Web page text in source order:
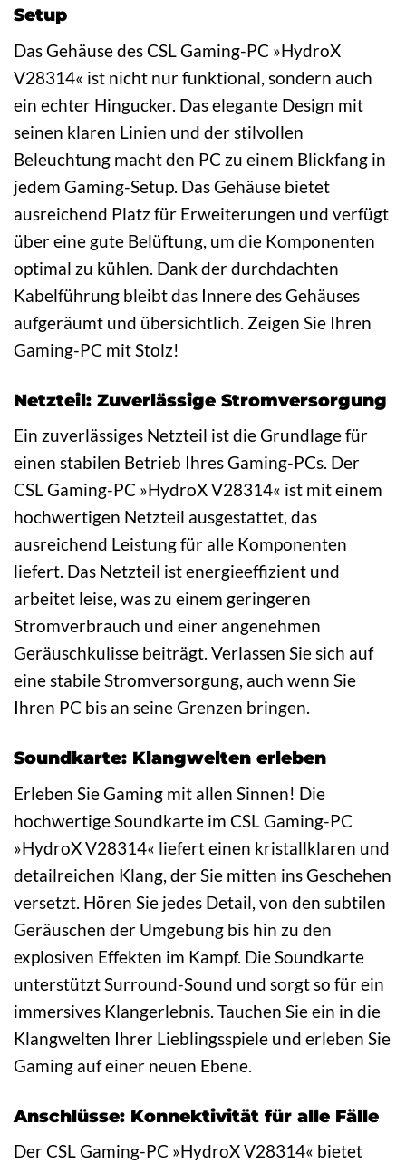
Setup
Das Gehäuse des CSL Gaming-PC »HydroX
V28314« ist nicht nur funktional, sondern auch
ein echter Hingucker. Das elegante Design mit
seinen klaren Linien und der stilvollen
Beleuchtung macht den PC zu einem Blickfang in
jedem Gaming-Setup. Das Gehäuse bietet
ausreichend Platz für Erweiterungen und verfügt
über eine gute Belüftung, um die Komponenten
optimal zu kühlen. Dank der durchdachten
Kabelführung bleibt das Innere des Gehäuses
aufgeräumt und übersichtlich. Zeigen Sie Ihren
Gaming-PC mit Stolz!
Netzteil: Zuverlässige Stromversorgung
Ein zuverlässiges Netzteil ist die Grundlage für
einen stabilen Betrieb Ihres Gaming-PCs. Der
CSL Gaming-PC »HydroX V28314« ist mit einem
hochwertigen Netzteil ausgestattet, das
ausreichend Leistung für alle Komponenten
liefert. Das Netzteil ist energieeffizient und
arbeitet leise, was zu einem geringeren
Stromverbrauch und einer angenehmen
Geräuschkulisse beiträgt. Verlassen Sie sich auf
eine stabile Stromversorgung, auch wenn Sie
Ihren PC bis an seine Grenzen bringen.
Soundkarte: Klangwelten erleben
Erleben Sie Gaming mit allen Sinnen! Die
hochwertige Soundkarte im CSL Gaming-PC
»HydroX V28314« liefert einen kristallklaren und
detailreichen Klang, der Sie mitten ins Geschehen
versetzt. Hören Sie jedes Detail, von den subtilen
Geräuschen der Umgebung bis hin zu den
explosiven Effekten im Kampf. Die Soundkarte
unterstützt Surround-Sound und sorgt so für ein
immersives Klangerlebnis. Tauchen Sie ein in die
Klangwelten Ihrer Lieblingsspiele und erleben Sie
Gaming auf einer neuen Ebene.
Anschlüsse: Konnektivität für alle Fälle
Der CSL Gaming-PC »HydroX V28314« bietet